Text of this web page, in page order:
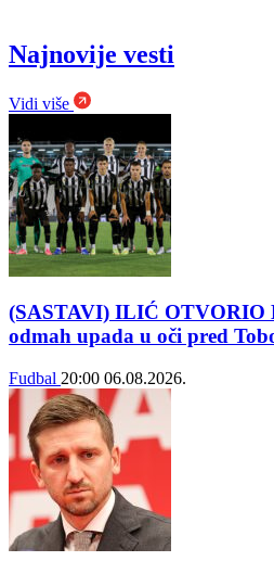
Najnovije vesti
Vidi više
(SASTAVI) ILIĆ OTVORIO
odmah upada u oči pred
Fudbal 20:00 06.08.2026.